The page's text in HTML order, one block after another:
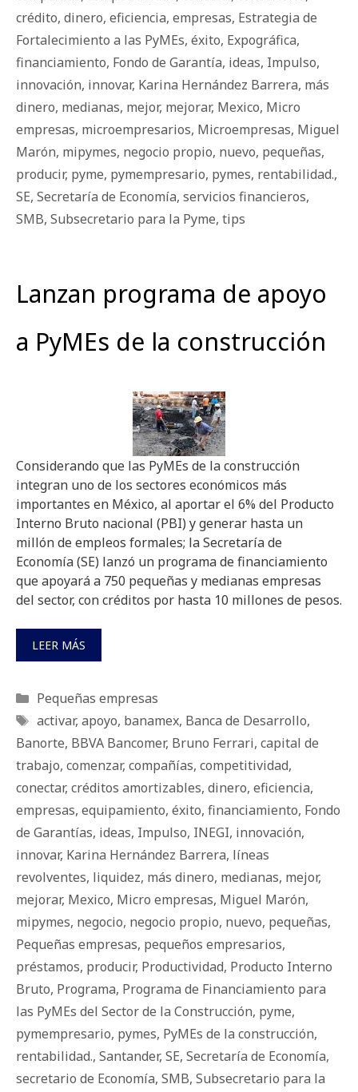
crédito, dinero, eficiencia, empresas, Estrategia de
Fortalecimiento a las PyMEs, éxito, Expográfica,
financiamiento, Fondo de Garantía, ideas, Impulso,
innovación, innovar, Karina Hernández Barrera, más
dinero, medianas, mejor, mejorar, Mexico, Micro
empresas, microempresarios, Microempresas, Miguel
Marón, mipymes, negocio propio, nuevo, pequeñas,
producir, pyme, pymempresario, pymes, rentabilidad.,
SE, Secretaría de Economía, servicios financieros,
SMB, Subsecretario para la Pyme, tips
Lanzan programa de apoyo
a PyMEs de la construcción
Considerando que las PyMEs de la construcción
integran uno de los sectores económicos más
importantes en México, al aportar el 6% del Producto
Interno Bruto nacional (PBI) y generar hasta un
millón de empleos formales; la Secretaría de
Economía (SE) lanzó un programa de financiamiento
que apoyará a 750 pequeñas y medianas empresas
del sector, con créditos por hasta 10 millones de pesos.
LEER MÁS
Categorías
Pequeñas empresas
Etiquetas
activar, apoyo, banamex, Banca de Desarrollo,
Banorte, BBVA Bancomer, Bruno Ferrari, capital de
trabajo, comenzar, compañías, competitividad,
conectar, créditos amortizables, dinero, eficiencia,
empresas, equipamiento, éxito, financiamiento, Fondo
de Garantías, ideas, Impulso, INEGI, innovación,
innovar, Karina Hernández Barrera, líneas
revolventes, liquidez, más dinero, medianas, mejor,
mejorar, Mexico, Micro empresas, Miguel Marón,
mipymes, negocio, negocio propio, nuevo, pequeñas,
Pequeñas empresas, pequeños empresarios,
préstamos, producir, Productividad, Producto Interno
Bruto, Programa, Programa de Financiamiento para
las PyMEs del Sector de la Construcción, pyme,
pymempresario, pymes, PyMEs de la construcción,
rentabilidad., Santander, SE, Secretaría de Economía,
secretario de Economía, SMB, Subsecretario para la